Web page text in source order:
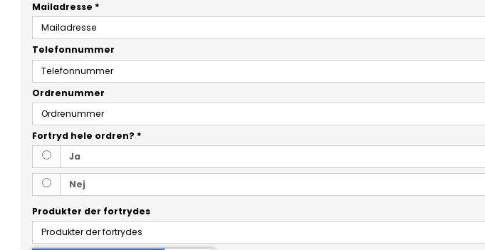
Mailadresse *
Telefonnummer
Ordrenummer
Fortryd hele ordren? *
Ja
Nej
Produkter der fortrydes